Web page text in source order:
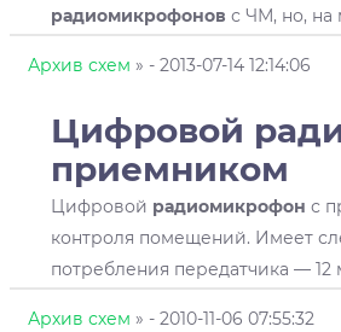
радиомикрофонов с ЧМ, но, на
Архив схем » - 2013-07-14 12:14:06
Цифровой
приемником
Цифровой радиомикрофон с
контроля помещений. Имеет
потребления передатчика — 12
Архив схем » - 2010-11-06 07:55:32